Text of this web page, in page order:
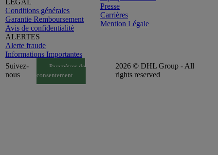
LEGAL
Conditions générales
Garantie Remboursement
Avis de confidentialité
ALERTES
Alerte fraude
Informations Importantes
Presse
Carrières
Mention Légale
Suivez-
nous
Paramètres de
consentement
2026 © DHL Group - All
rights reserved